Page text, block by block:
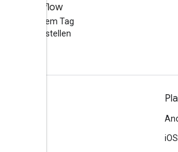
Stack Overflow
Frage mit dem Tag
maps“ stellen
iOS